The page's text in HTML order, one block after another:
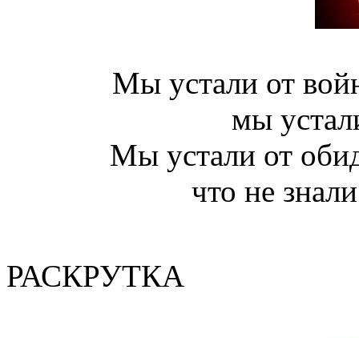
Мы устали от
мы
Мы устали от
что не
РАСКРУТКА